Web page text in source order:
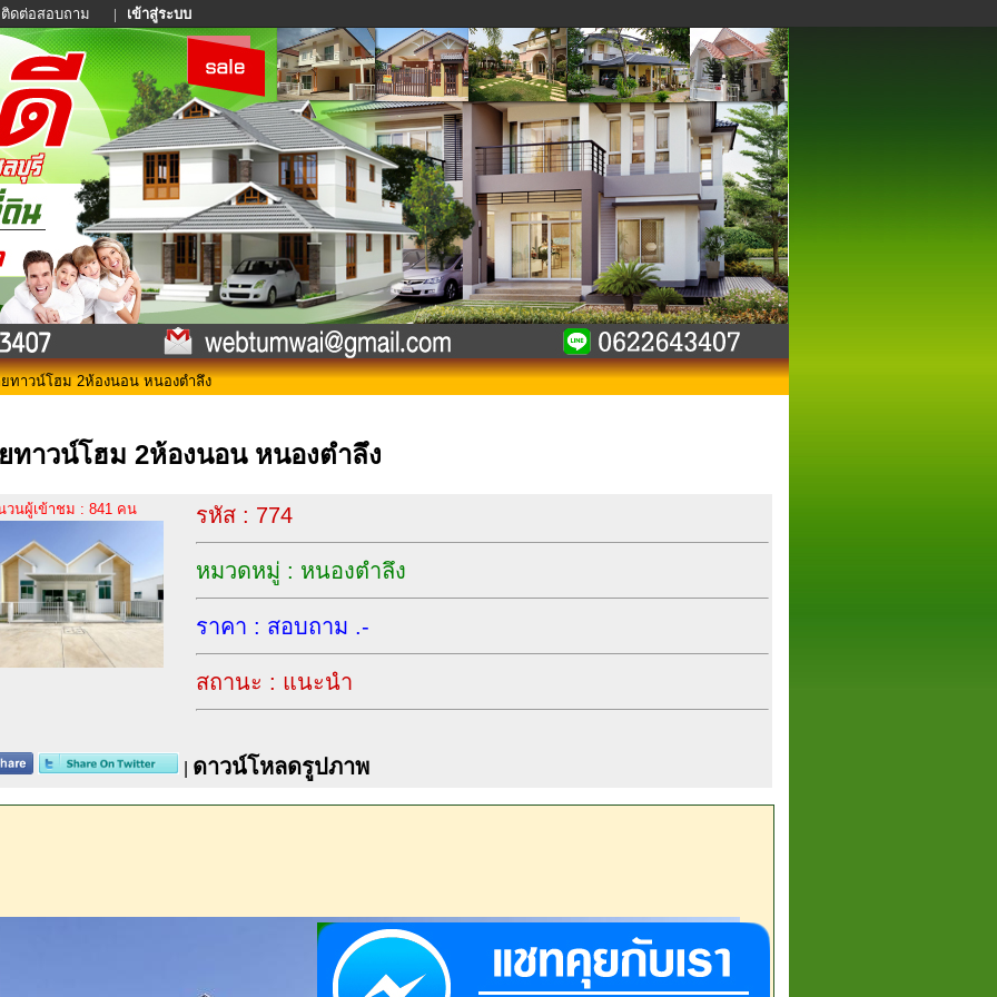
ติดต่อสอบถาม | เข้าสู่ระบบ
ทาวน์โฮม 2ห้องนอน หนองตำลึง
ทาวน์โฮม 2ห้องนอน หนองตำลึง
วนผู้เข้าชม : 841 คน รหัส : 774
หมวดหมู่ : หนองตำลึง
ราคา : สอบถาม .-
สถานะ : แนะนำ
ดาวน์โหลดรูปภาพ